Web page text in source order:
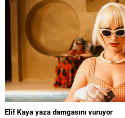
Elif Kaya yaza damgasını vuruyor